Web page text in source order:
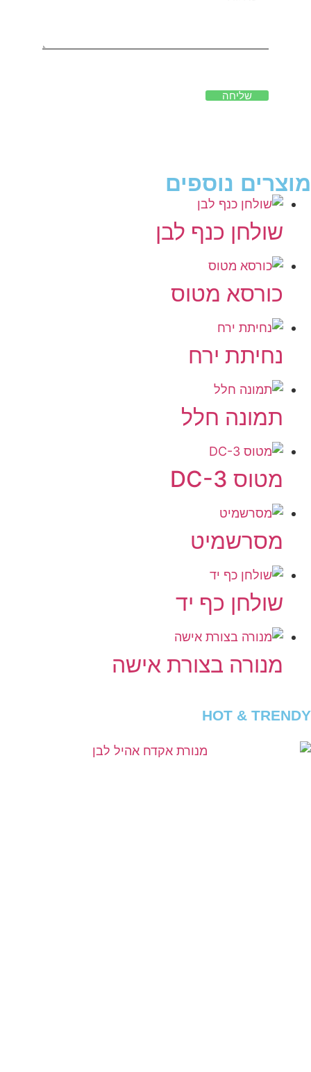
שליחה
מוצרים נוספים
שולחן כנף לבן
כורסא מטוס
נחיתת ירח
תמונה חלל
מטוס DC-3
מסרשמיט
שולחן כף יד
מנורה בצורת אישה
HOT & TRENDY